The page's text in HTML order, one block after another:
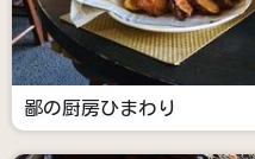
鄙の厨房ひまわり